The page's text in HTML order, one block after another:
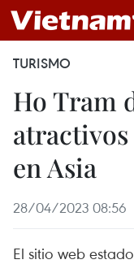
TURISMO
Ho Tram
atractivos
en Asia
28/04/2023 08:56
El sitio web